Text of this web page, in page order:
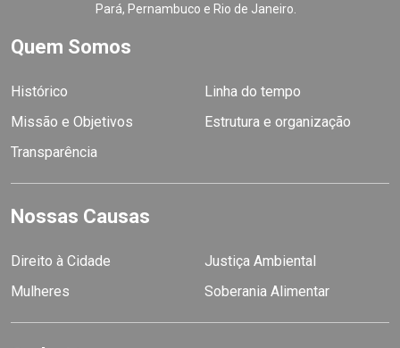
Pará, Pernambuco e Rio de Janeiro.
Quem Somos
Histórico
Linha do tempo
Missão e Objetivos
Estrutura e organização
Transparência
Nossas Causas
Direito à Cidade
Justiça Ambiental
Mulheres
Soberania Alimentar